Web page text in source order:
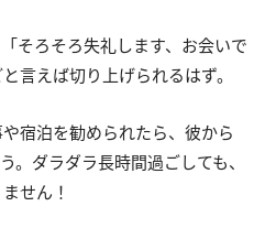
そろそろ失礼します、お会いで
言えば切り上げられるはず。
宿泊を勧められたら、彼から
。ダラダラ長時間過ごしても、
せん！